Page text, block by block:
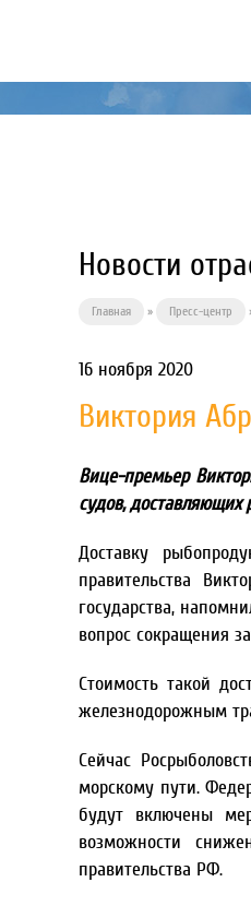
Новости
Главная » Пресс-центр
16 ноября 2020
Виктория
Вице-премьер
судов,
Доставку
правительства
государства,
вопрос сокращения
Стоимость такой
железнодорожным
Сейчас
морскому пути.
будут включены
возможности
правительства РФ.